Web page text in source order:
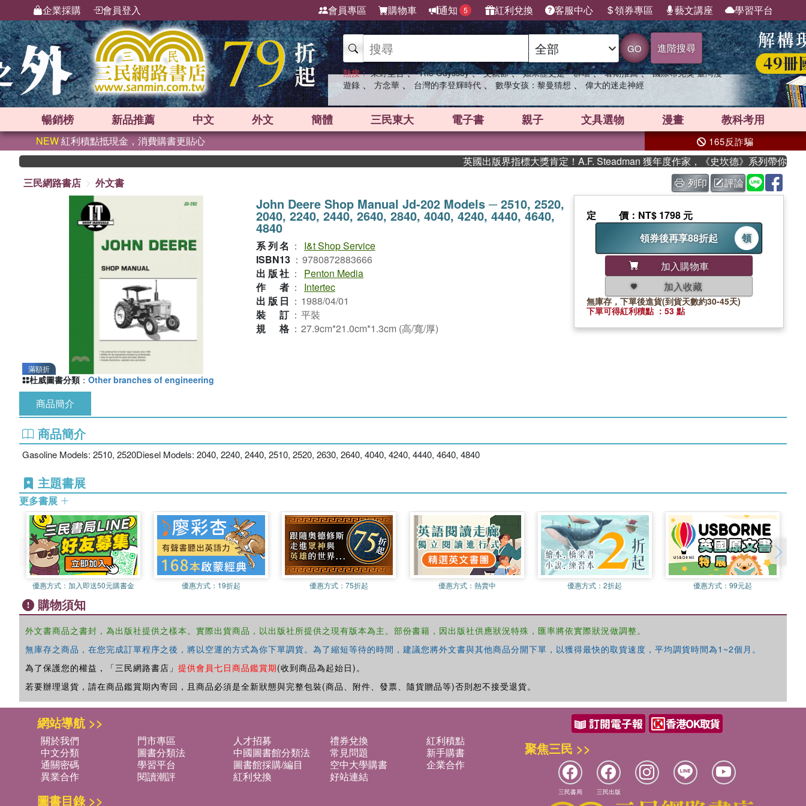
企業採購 會員登入 會員專區 購物車 通知 5 紅利兌換 客服中心 領券專區 藝文講座 學習平台
GO 進階搜尋
熱搜： 東野圭吾 、 The Odyssey 、 父親節 、 如果歷史是一群喵 、 暑期推薦 、 國際布克獎 臺灣漫
遊錄 、 方念華 、 台灣的李登輝時代 、 數學女孩：黎曼猜想 、 偉大的迷走神經
暢銷榜 新品推薦 中文 外文 簡體 三民東大 電子書 親子 文具選物 漫畫 教科考用
NEW紅利積點抵現金，消費購書更貼心 165反詐騙
英國出版界指標大獎肯定！A.F. Steadman 獲年度作家，《史坎德》系列帶你踏上熱
三民網路書店
外文書 列印 評論
滿額折
John Deere Shop Manual Jd-202 Models ─ 2510, 2520,
2040, 2240, 2440, 2640, 2840, 4040, 4240, 4440, 4640,
4840
系列名 ：
I&t Shop Service
ISBN13 ： 9780872883666
出版社 ：
Penton Media
作者 ：
Intertec
出版日 ： 1988/04/01
裝訂 ： 平裝
規格 ： 27.9cm*21.0cm*1.3cm (高/寬/厚)
定價 ：NT$ 1798 元
領券後再享88折起
領
加入購物車
加入收藏
無庫存，下單後進貨(到貨天數約30-45天)
下單可得紅利積點 ：53 點
杜威圖書分類 ： Other branches of engineering
商品簡介
商品簡介
Gasoline Models: 2510, 2520Diesel Models: 2040, 2240, 2440, 2510, 2520, 2630, 2640, 4040, 4240, 4440, 4640, 4840
主題書展
更多書展
優惠方式： 加入即送50元購書金 優惠方式： 19折起 優惠方式：75折起 優惠方式： 熱賣中 優惠方式：2折起 優惠方式：99元起
購物須知
外文書商品之書封，為出版社提供之樣本。實際出貨商品，以出版社所提供之現有版本為主。部份書籍，因出版社供應狀況特殊，匯率將依實際狀況做調整。
無庫存之商品，在您完成訂單程序之後，將以空運的方式為你下單調貨。為了縮短等待的時間，建議您將外文書與其他商品分開下單，以獲得最快的取貨速度，平均調貨時間為1~2個月。
為了保護您的權益，「三民網路書店」 提供會員七日商品鑑賞期(收到商品為起始日)。
若要辦理退貨，請在商品鑑賞期內寄回，且商品必須是全新狀態與完整包裝(商品、附件、發票、隨貨贈品等)否則恕不接受退貨。
網站導航 >>
關於我們 門市專區 人才招募 禮券兌換
紅利積點
中文分類
圖書分類法 中國圖書館分類法 常見問題
新手購書
通關密碼
學習平台 圖書館採購/編目 空中大學購書
企業合作
異業合作
閱讀潮評 紅利兌換 好站連結
圖書目錄 >>
聚焦三民 >>
三民書局 三民出版